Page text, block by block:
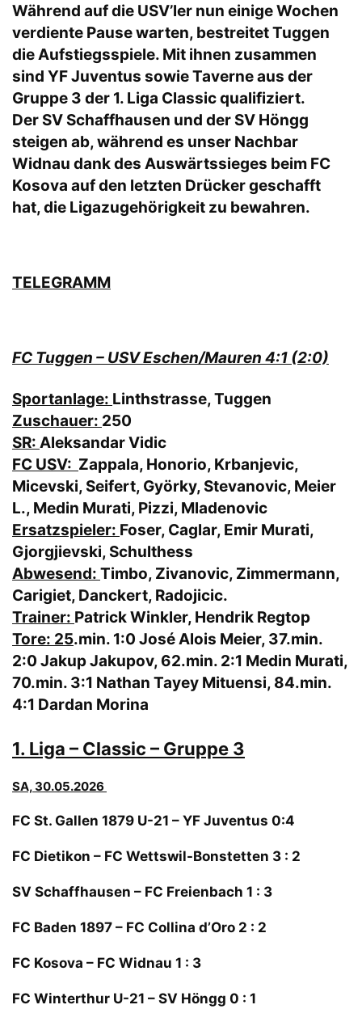
Während auf die USV’ler nun einige Wochen
verdiente Pause warten, bestreitet Tuggen
die Aufstiegsspiele. Mit ihnen zusammen
sind YF Juventus sowie Taverne aus der
Gruppe 3 der 1. Liga Classic qualifiziert.
Der SV Schaffhausen und der SV Höngg
steigen ab, während es unser Nachbar
Widnau dank des Auswärtssieges beim FC
Kosova auf den letzten Drücker geschafft
hat, die Ligazugehörigkeit zu bewahren.
TELEGRAMM
FC Tuggen – USV Eschen/Mauren 4:1 (2:0)
Sportanlage: Linthstrasse, Tuggen
Zuschauer: 250
SR: Aleksandar Vidic
FC USV: Zappala, Honorio, Krbanjevic,
Micevski, Seifert, Györky, Stevanovic, Meier
L., Medin Murati, Pizzi, Mladenovic
Ersatzspieler: Foser, Caglar, Emir Murati,
Gjorgjievski, Schulthess
Abwesend: Timbo, Zivanovic, Zimmermann,
Carigiet, Danckert, Radojicic.
Trainer: Patrick Winkler, Hendrik Regtop
Tore: 25.min. 1:0 José Alois Meier, 37.min.
2:0 Jakup Jakupov, 62.min. 2:1 Medin Murati,
70.min. 3:1 Nathan Tayey Mituensi, 84.min.
4:1 Dardan Morina
1. Liga – Classic – Gruppe 3
SA, 30.05.2026
FC St. Gallen 1879 U-21 – YF Juventus 0:4
FC Dietikon – FC Wettswil-Bonstetten 3 : 2
SV Schaffhausen – FC Freienbach 1 : 3
FC Baden 1897 – FC Collina d’Oro 2 : 2
FC Kosova – FC Widnau 1 : 3
FC Winterthur U-21 – SV Höngg 0 : 1